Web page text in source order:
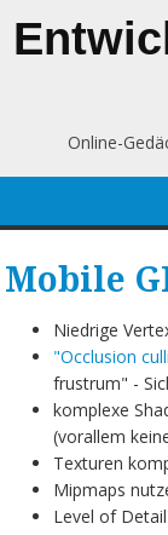
Online-
Mobile
Niedrige
"Occlusion
frustrum" -
komplexe
(vorallem
Texturen
Mipmaps
Level of